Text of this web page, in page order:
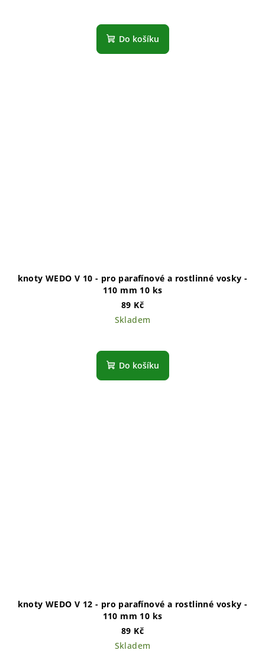
Do košíku
knoty WEDO V 10 - pro parafínové a rostlinné vosky -
110 mm 10 ks
89 Kč
Skladem
Do košíku
knoty WEDO V 12 - pro parafínové a rostlinné vosky -
110 mm 10 ks
89 Kč
Skladem